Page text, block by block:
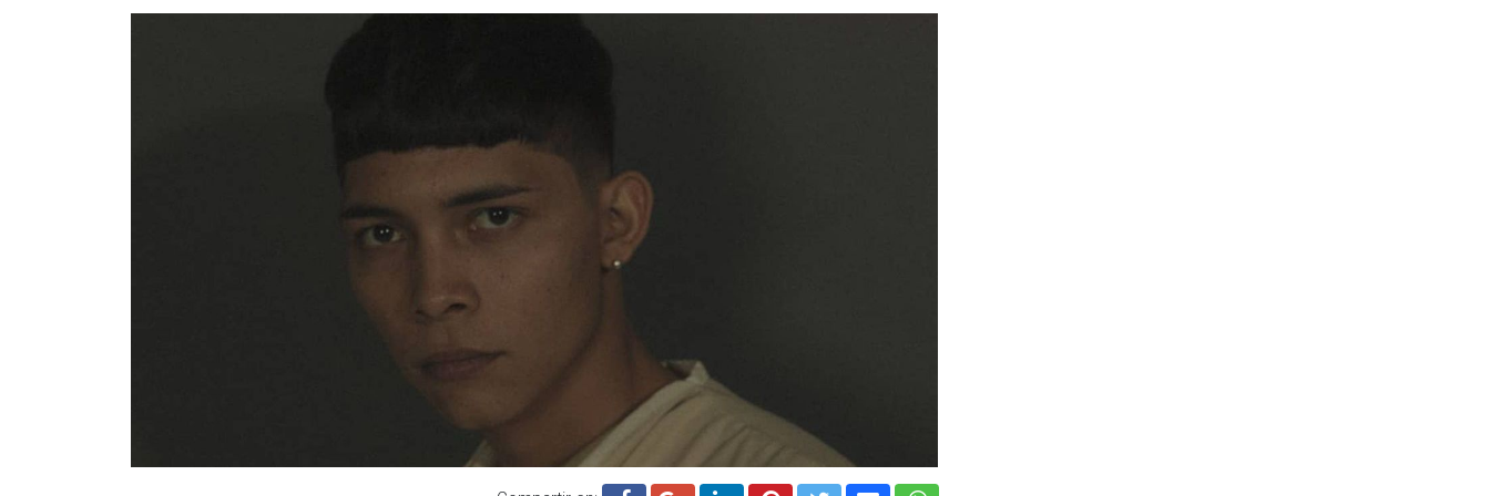
posteriormente darse a la fuga con rumbo desconocido.
Visita y accede a todo nuestro contenido |